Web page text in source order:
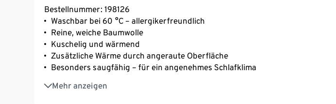
Bestellnummer: 198126
Waschbar bei 60 °C – allergikerfreundlich
Reine, weiche Baumwolle
Kuschelig und wärmend
Zusätzliche Wärme durch angeraute Oberfläche
Besonders saugfähig – für ein angenehmes Schlafklima
Mehr anzeigen
Einfaches Beziehen und faltenfreier Sitz durch Gummizug an Kopf- und
Geeignet für Matratzen mit einer Höhe von bis zu 25 cm